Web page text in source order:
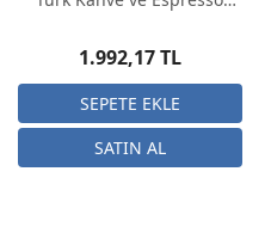
1.992,17 TL